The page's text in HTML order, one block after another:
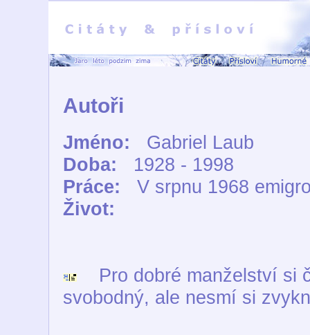
Autoři
Jméno:
Gabriel Laub
Doba:
1928 - 1998
Práce:
V srpnu 1968
Život:
Pro dobré manželství si
svobodný, ale nesmí si